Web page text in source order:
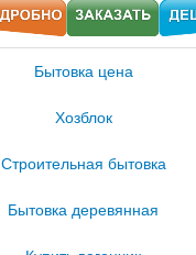
Бытовка цена
Хозблок
Строительная бытовка
Бытовка деревянная